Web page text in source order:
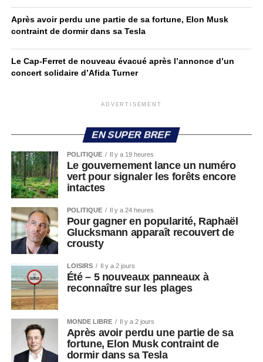
Après avoir perdu une partie de sa fortune, Elon Musk
contraint de dormir dans sa Tesla
Le Cap-Ferret de nouveau évacué après l’annonce d’un
concert solidaire d’Afida Turner
ADVERTISEMENT
EN SUPER BREF
POLITIQUE Il y a 19 heures
Le gouvernement lance un numéro
vert pour signaler les forêts encore
intactes
POLITIQUE Il y a 24 heures
Pour gagner en popularité, Raphaël
Glucksmann apparaît recouvert de
crousty
LOISIRS Il y a 2 jours
Été – 5 nouveaux panneaux à
reconnaître sur les plages
MONDE LIBRE Il y a 2 jours
Après avoir perdu une partie de sa
fortune, Elon Musk contraint de
dormir dans sa Tesla